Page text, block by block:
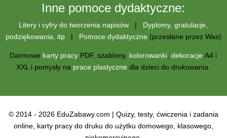
Inne pomoce dydaktyczne:
Litery i cyfry do tworzenia napisów | Dyplomy, gratulacje,
podziękowania, itp| Pomoce dydaktyczne (przesłane przez Was)
Darmowe karty pracy PDF, szablony, kolorowanki ,dekoracje A4 i
XXL i pomysły na prace plastyczne dla dzieci do drukowania.
© 2014 - 2026 EduZabawy.com | Quizy, testy, ćwiczenia i zadania
online, karty pracy do druku do użytku domowego, klasowego,